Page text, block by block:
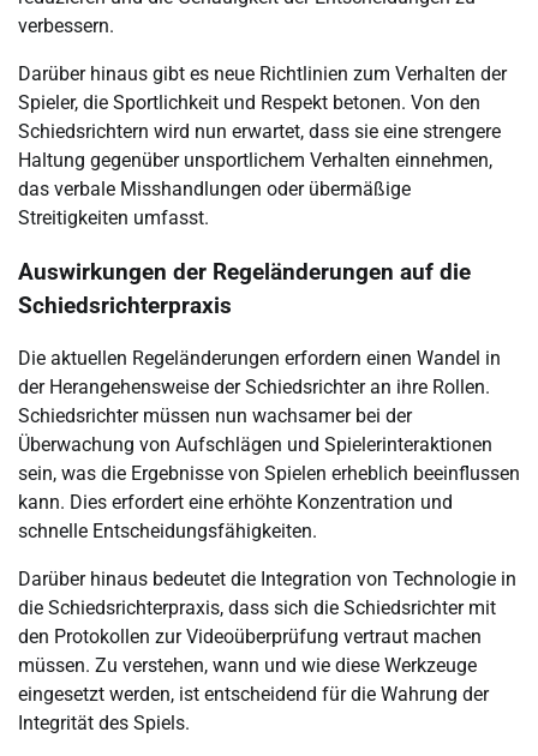
verbessern.
Darüber hinaus gibt es neue Richtlinien zum Verhalten der
Spieler, die Sportlichkeit und Respekt betonen. Von den
Schiedsrichtern wird nun erwartet, dass sie eine strengere
Haltung gegenüber unsportlichem Verhalten einnehmen,
das verbale Misshandlungen oder übermäßige
Streitigkeiten umfasst.
Auswirkungen der Regeländerungen auf die
Schiedsrichterpraxis
Die aktuellen Regeländerungen erfordern einen Wandel in
der Herangehensweise der Schiedsrichter an ihre Rollen.
Schiedsrichter müssen nun wachsamer bei der
Überwachung von Aufschlägen und Spielerinteraktionen
sein, was die Ergebnisse von Spielen erheblich beeinflussen
kann. Dies erfordert eine erhöhte Konzentration und
schnelle Entscheidungsfähigkeiten.
Darüber hinaus bedeutet die Integration von Technologie in
die Schiedsrichterpraxis, dass sich die Schiedsrichter mit
den Protokollen zur Videoüberprüfung vertraut machen
müssen. Zu verstehen, wann und wie diese Werkzeuge
eingesetzt werden, ist entscheidend für die Wahrung der
Integrität des Spiels.